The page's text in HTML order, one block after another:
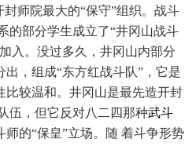
师院最大的“保守”组织。战斗
的部分学生成立了“井冈山战斗
入。没过多久，井冈山内部分
，组成“东方红战斗队”，它是
比较温和。井冈山是最先造开封
伍，但它反对八二四那种武斗
的“保皇”立场。随 着斗争形势